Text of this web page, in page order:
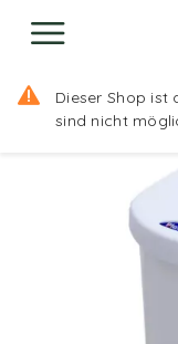
Dieser Shop ist
sind nicht